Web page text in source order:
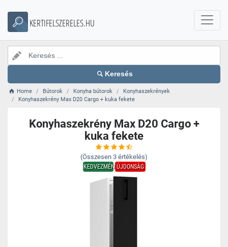
KERTIFELSZERELES.HU
Keresés
Home Bútorok Konyha bútorok
Konyhaszekrények
Konyhaszekrény Max D20 Cargo + kuka fekete
Konyhaszekrény Max D20 Cargo +
kuka fekete
(Összesen 3 értékelés)
KEDVEZMÉNYÚJDONSÁG